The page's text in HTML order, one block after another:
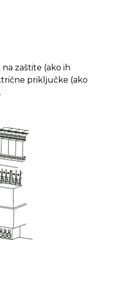
zaštite (ako ih
priključke (ako